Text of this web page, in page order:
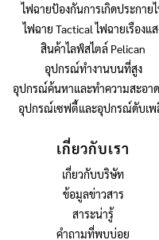
ไฟฉายป้องกันการเกิดประกาย
ไฟฉาย Tactical ไฟฉายเรืองแ
สินค้าไลฟ์สไตล์ Pelican
อุปกรณ์ทำงานบนที่สูง
อุปกรณ์ค้นหาและทำความสะอา
อุปกรณ์เซฟตี้และอุปกรณ์ดับเพ
เกี่ยวกับเรา
เกี่ยวกับบริษัท
ข้อมูลข่าวสาร
สาระน่ารู้
คำถามที่พบบ่อย